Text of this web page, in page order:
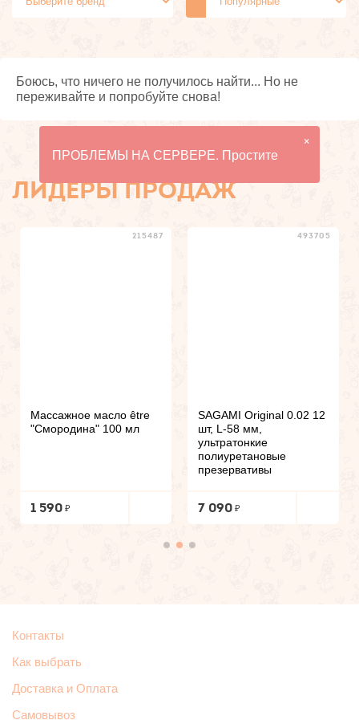
утолщённые
Боюсь, что ничего не получилось найти... Но не
переживайте и попробуйте снова!
ЛИДЕРЫ ПРОДАЖ
215487
Массажное масло être
"Смородина" 100 мл
1 590
493705
SAGAMI Original 0.02 12
шт, L-58 мм,
ультратонкие
полиуретановые
презервативы
7 090
Контакты
Как выбрать
Доставка и Оплата
Самовывоз
×
ПРОБЛЕМЫ НА СЕРВЕРЕ. Простите